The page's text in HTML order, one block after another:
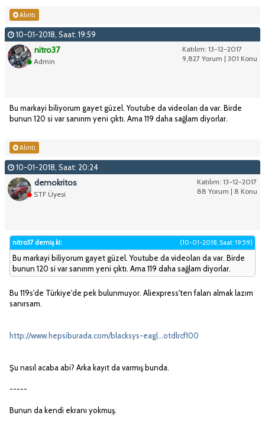
Alıntı
10-01-2018, Saat: 19:59
Katılım: 13-12-2017
9,827 Yorum | 301 Konu
nitro37
Admin
Bu markayi biliyorum gayet güzel. Youtube da videoları da var. Birde
bunun 120 si var sanırım yeni çıktı. Ama 119 daha sağlam diyorlar.
Alıntı
10-01-2018, Saat: 20:24
Katılım: 13-12-2017
88 Yorum | 8 Konu
demokritos
STF Üyesi
(10-01-2018, Saat: 19:59)
nitro37 demiş ki:
Bu markayi biliyorum gayet güzel. Youtube da videoları da var. Birde
bunun 120 si var sanırım yeni çıktı. Ama 119 daha sağlam diyorlar.
Bu 119s'de Türkiye'de pek bulunmuyor. Aliexpress'ten falan almak lazım
sanırsam.
http://www.hepsiburada.com/blacksys-eagl...otdlrcf100
Şu nasıl acaba abi? Arka kayıt da varmış bunda.
-----
Bunun da kendi ekranı yokmuş.